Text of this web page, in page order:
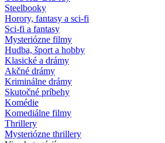
Steelbooky
Horory, fantasy a sci-fi
Sci-fi a fantasy
Mysteriózne filmy
Hudba, šport a hobby
Klasické a drámy
Akčné drámy
Kriminálne drámy
Skutočné príbehy
Komédie
Komediálne filmy
Thrillery
Mysteriózne thrillery